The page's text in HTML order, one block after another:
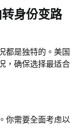
身份变路
都是独特的。美国
，确保选择最适合
你需要全面考虑以